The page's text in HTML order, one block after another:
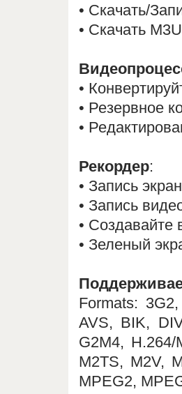
• Скачать/
• Скачать
•
• Резервное
•
Рекордер:
• Запись
• Запись
• Создавайте
• Зеленый
Formats:
AVS, BIK,
G2M4,
M2TS, M2V,
MPEG2,